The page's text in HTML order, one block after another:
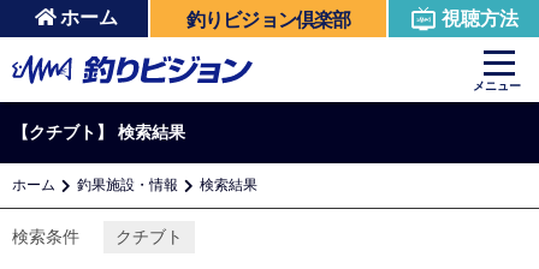
ホーム 釣りビジョン倶楽部 視聴方法
メニュー
【クチブト】 検索結果
ホーム 釣果施設・情報 検索結果
検索条件 クチブト